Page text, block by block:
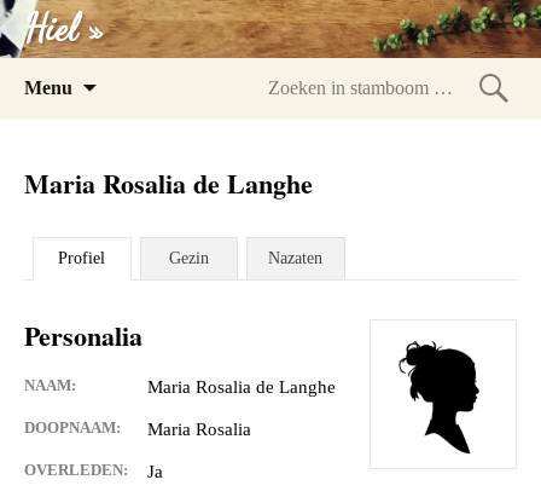
Hiel »
Menu
Maria Rosalia de Langhe
Profiel Gezin Nazaten
Personalia
NAAM: Maria Rosalia de Langhe
DOOPNAAM: Maria Rosalia
OVERLEDEN: Ja